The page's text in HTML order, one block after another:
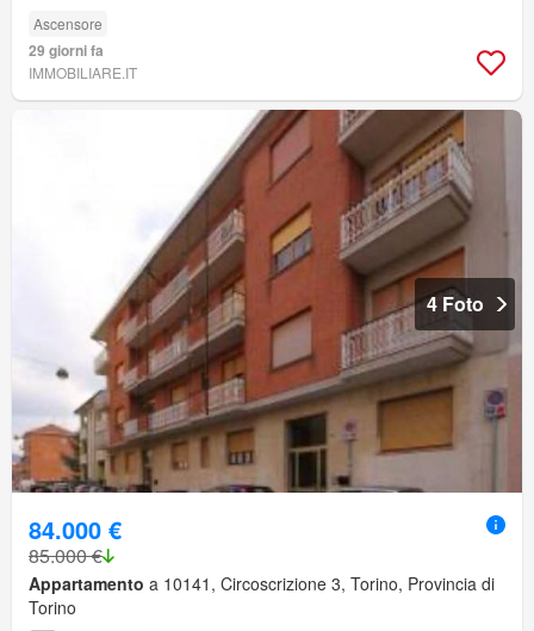
Ascensore
29 giorni fa
IMMOBILIARE.IT
4 Foto
84.000 €
85.000 €
Appartamento a 10141, Circoscrizione 3, Torino, Provincia di
Torino